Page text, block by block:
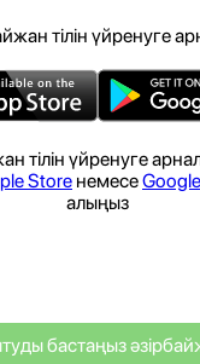
тілін үйренуге
тілін үйренуге
Store немесе
алыңыз
бастаңыз